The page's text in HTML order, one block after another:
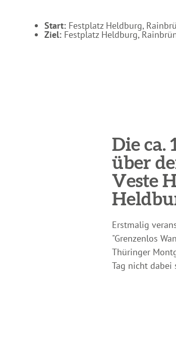
Start: Festplatz Heldburg,
Ziel: Festplatz Heldburg,
Die ca.
über
Veste
Erstmalig
"Grenzenlos
Thüringer
Tag nicht dabei